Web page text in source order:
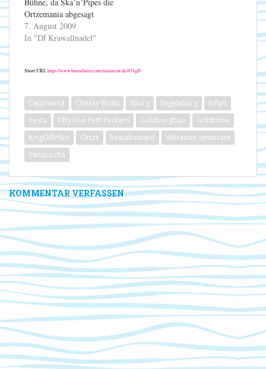
Ortzemania abgesagt
haben. Wir sehen uns
heute abend ... Getränke
7. August 2009
In "DJ Krawallnadel"
Short URLhttps://www.boombatzeentertainment.de/631gD
Cajamarca Cheeky Brats Eburg Engelsburg
Erfurt
fiesta
Fifty Five Feffi Fuckers Goldbergbau
Goldmine
KingOfErfurt
Ortze Rastabastard
Vibration Syndicate
Yanacocha
KOMMENTAR VERFASSEN